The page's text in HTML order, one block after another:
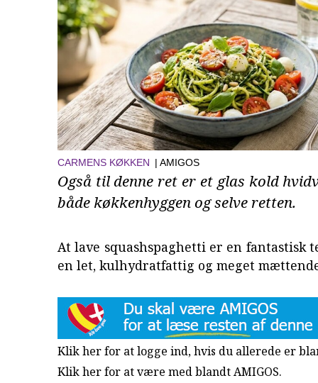
CARMENS KØKKEN | AMIGOS
Også til denne ret er et glas kold
både køkkenhyggen og selve retten.
At lave squashspaghetti er en fantastisk
en let, kulhydratfattig og meget
Klik her for at logge ind, hvis du allerede er
Klik her for at være med blandt AMIGOS.